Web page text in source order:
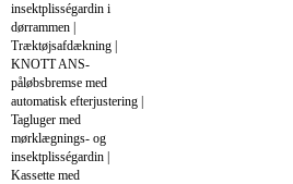
insektplisségardin i
dørrammen |
Træktøjsafdækning |
KNOTT ANS-
påløbsbremse med
automatisk efterjustering |
Tagluger med
mørklægnings- og
insektplisségardin |
Kassette med